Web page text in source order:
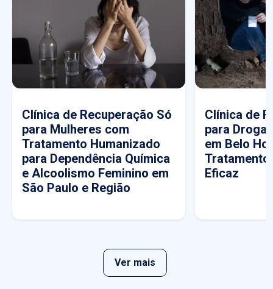
Clínica de Recuperação Só
para Mulheres com
Tratamento Humanizado
para Dependência Química
e Alcoolismo Feminino em
São Paulo e Região
Clínica de
para
em Belo
Tratamento
Eficaz
Ver mais